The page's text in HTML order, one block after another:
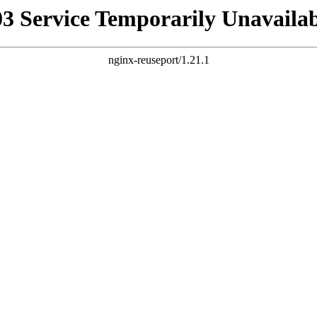
Service Temporarily
nginx-reuseport/1.21.1